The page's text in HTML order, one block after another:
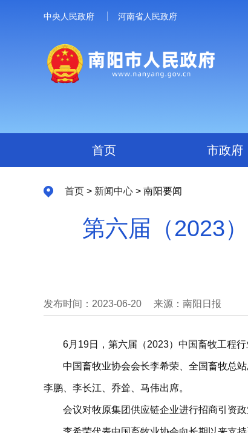
中央人民政府 河南省人民政府
首页 市政府
首页 > 新闻中心 > 南阳要闻
第六届（2023
发布时间：2023-06-20 来源：南阳日报
6月19日，第六届（2023）中国畜牧工程
中国畜牧业协会会长李希荣、全国畜牧总
李鹏、李长江、乔耸、马伟出席。
会议对牧原集团供应链企业进行招商引资